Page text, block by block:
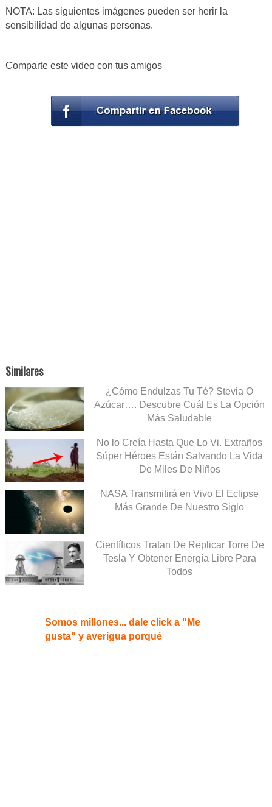
NOTA: Las siguientes imágenes pueden ser herir la
sensibilidad de algunas personas.
Comparte este video con tus amigos
Similares
¿Cómo Endulzas Tu Té? Stevia O
Azúcar…. Descubre Cuál Es La Opción
Más Saludable
No lo Creía Hasta Que Lo Vi. Extraños
Súper Héroes Están Salvando La Vida
De Miles De Niños
NASA Transmitirá en Vivo El Eclipse
Más Grande De Nuestro Siglo
Científicos Tratan De Replicar Torre De
Tesla Y Obtener Energía Libre Para
Todos
Somos millones... dale click a "Me
gusta" y averigua porqué